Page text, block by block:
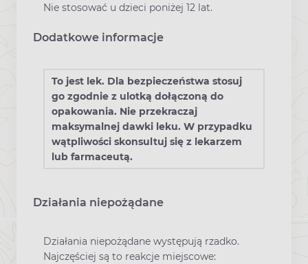
Nie stosować u dzieci poniżej 12 lat.
Dodatkowe informacje
To jest lek. Dla bezpieczeństwa stosuj
go zgodnie z ulotką dołączoną do
opakowania. Nie przekraczaj
maksymalnej dawki leku. W przypadku
wątpliwości skonsultuj się z lekarzem
lub farmaceutą.
Działania niepożądane
Działania niepożądane występują rzadko.
Najczęściej są to reakcje miejscowe: